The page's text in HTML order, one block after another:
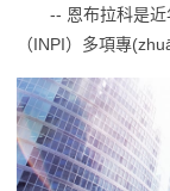
-- 恩布拉科是
（INPI）多項專